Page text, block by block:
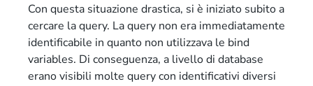
Con questa situazione drastica, si è iniziato subito a
cercare la query. La query non era immediatamente
identificabile in quanto non utilizzava le bind
variables. Di conseguenza, a livello di database
erano visibili molte query con identificativi diversi